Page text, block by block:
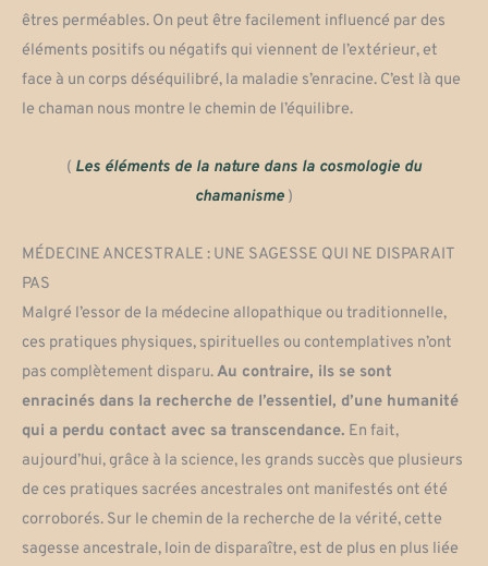
êtres perméables. On peut être facilement influencé par des
éléments positifs ou négatifs qui viennent de l’extérieur, et
face à un corps déséquilibré, la maladie s’enracine. C’est là que
le chaman nous montre le chemin de l’équilibre.
( Les éléments de la nature dans la cosmologie du
chamanisme )
MÉDECINE ANCESTRALE : UNE SAGESSE QUI NE DISPARAIT
PAS
Malgré l’essor de la médecine allopathique ou traditionnelle,
ces pratiques physiques, spirituelles ou contemplatives n’ont
pas complètement disparu.Au contraire, ils se sont
enracinés dans la recherche de l’essentiel, d’une humanité
qui a perdu contact avec sa transcendance. En fait,
aujourd’hui, grâce à la science, les grands succès que plusieurs
de ces pratiques sacrées ancestrales ont manifestés ont été
corroborés. Sur le chemin de la recherche de la vérité, cette
sagesse ancestrale, loin de disparaître, est de plus en plus liée